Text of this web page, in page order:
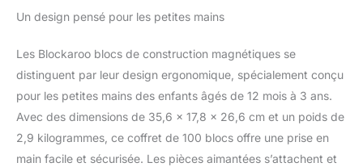
avec 100 Blocs
sécurité approfondis, de
les normes
internationales les plus
strictes en matière de
sécurité des jouets !
JOUET
D'APPRENTISSAGE
PÉDAGOGIQUE - Les
Un design pensé pour les petites mains
Les Blockaroo blocs de construction magnétiques se
distinguent par leur design ergonomique, spécialement conçu
pour les petites mains des enfants âgés de 12 mois à 3 ans.
Avec des dimensions de 35,6 x 17,8 x 26,6 cm et un poids de
2,9 kilogrammes, ce coffret de 100 blocs offre une prise en
main facile et sécurisée. Les pièces aimantées s’attachent et